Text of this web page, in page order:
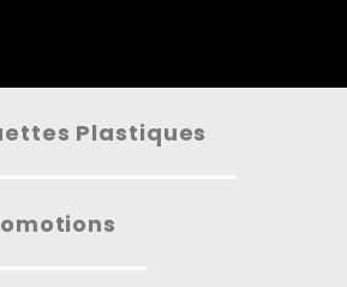
Plastiques